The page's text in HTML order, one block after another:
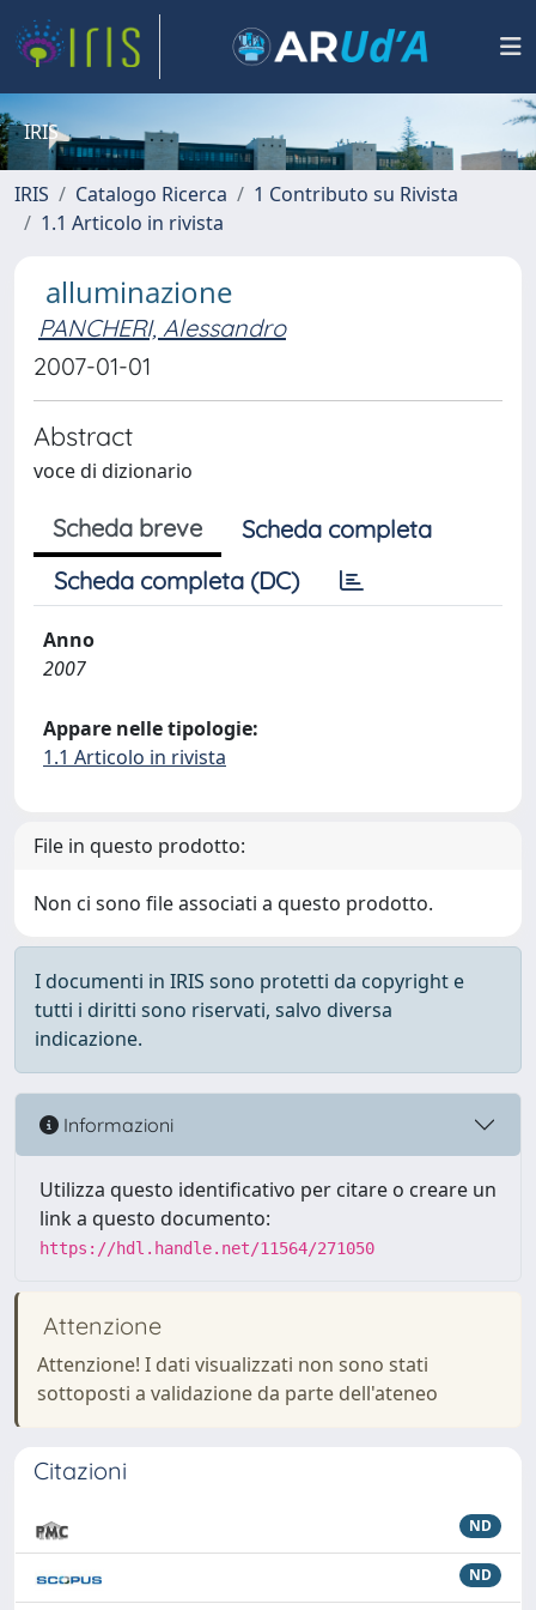
IRIS
IRIS Catalogo Ricerca
1 Contributo su Rivista
1.1 Articolo in rivista
alluminazione
PANCHERI, Alessandro
2007-01-01
Abstract
voce di dizionario
Scheda breve
Scheda completa
Scheda completa (DC)
Anno
2007
Appare nelle tipologie:
1.1 Articolo in rivista
File in questo prodotto:
Non ci sono file associati a questo prodotto.
I documenti in IRIS sono protetti da copyright e
tutti i diritti sono riservati, salvo diversa
indicazione.
Informazioni
Utilizza questo identificativo per citare o creare un
link a questo documento:
https://hdl.handle.net/11564/271050
Attenzione
Attenzione! I dati visualizzati non sono stati
sottoposti a validazione da parte dell'ateneo
Citazioni
ND
ND